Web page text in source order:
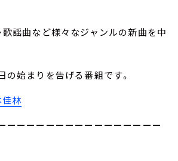
歌謡曲など様々なジャンルの新曲を中
の始まりを告げる番組です。
林
ーーーーーーーーーーーーーーーー